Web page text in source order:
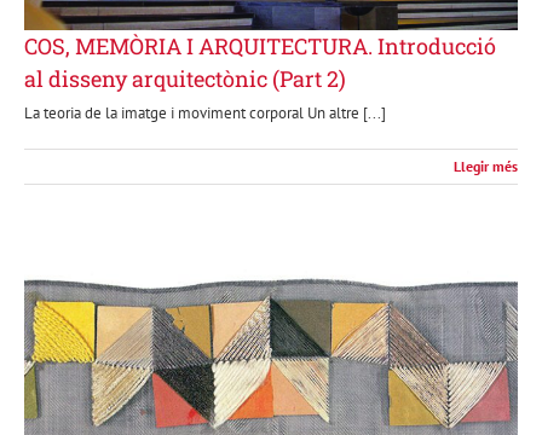
COS, MEMÒRIA I ARQUITECTURA. Introducció
al disseny arquitectònic (Part 2)
La teoria de la imatge i moviment corporal Un altre [...]
Llegir més